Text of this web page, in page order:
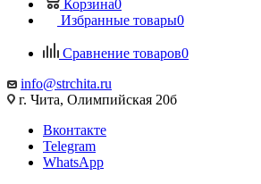
Корзина0
Избранные товары0
Сравнение товаров0
info@strchita.ru
г. Чита, Олимпийская 20б
Вконтакте
Telegram
WhatsApp